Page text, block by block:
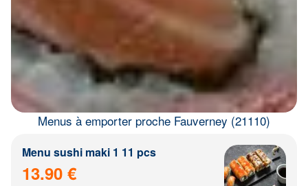
Menus à emporter proche Fauverney (21110)
Menu sushi maki 1 11 pcs
13.90 €